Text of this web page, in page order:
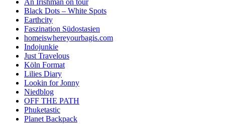
An Irishman on tour
Black Dots – White Spots
Earthcity
Faszination Südostasien
homeiswhereyourbagis.com
Indojunkie
Just Travelous
Köln Format
Lilies Diary
Lookin for Jonny
Niedblog
OFF THE PATH
Phuketastic
Planet Backpack